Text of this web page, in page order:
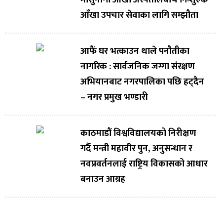
आँखा उपचार सेवाका लागि सम्झौता
आफैं घर भत्काउन थाले पनौतीका
नागरिक : सार्वजनिक जग्गा संरक्षण
अभियानबाट नगरपालिका पछि हट्दैन
– नगर प्रमुख भण्डारी
काठमाडौं विश्वविद्यालयको निरीक्षण
गर्दै मन्त्री महावीर पुन, अनुसन्धान र
नवप्रवर्तनलाई राष्ट्रिय विकासको आधार
बनाउन आग्रह